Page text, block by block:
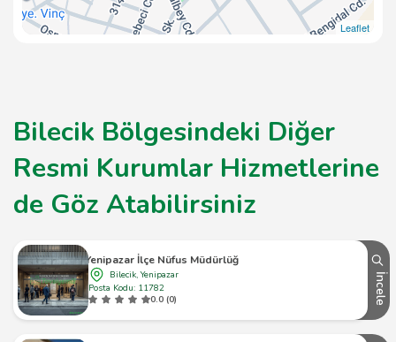
Leaflet
Bilecik Bölgesindeki Diğer
Resmi Kurumlar Hizmetlerine
de Göz Atabilirsiniz
Yenipazar İlçe Nüfus Müdürlüğü
Bilecik, Yenipazar
Posta Kodu: 11782
0.0 (0)
İncele